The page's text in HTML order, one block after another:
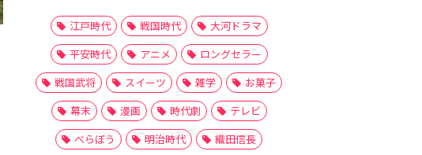
江戸時代 戦国時代
大河ドラマ
平安時代
アニメ
ロングセラー
戦国武将
スイーツ 雑学
お菓子
幕末
漫画 時代劇
テレビ
べらぼう
明治時代
織田信長